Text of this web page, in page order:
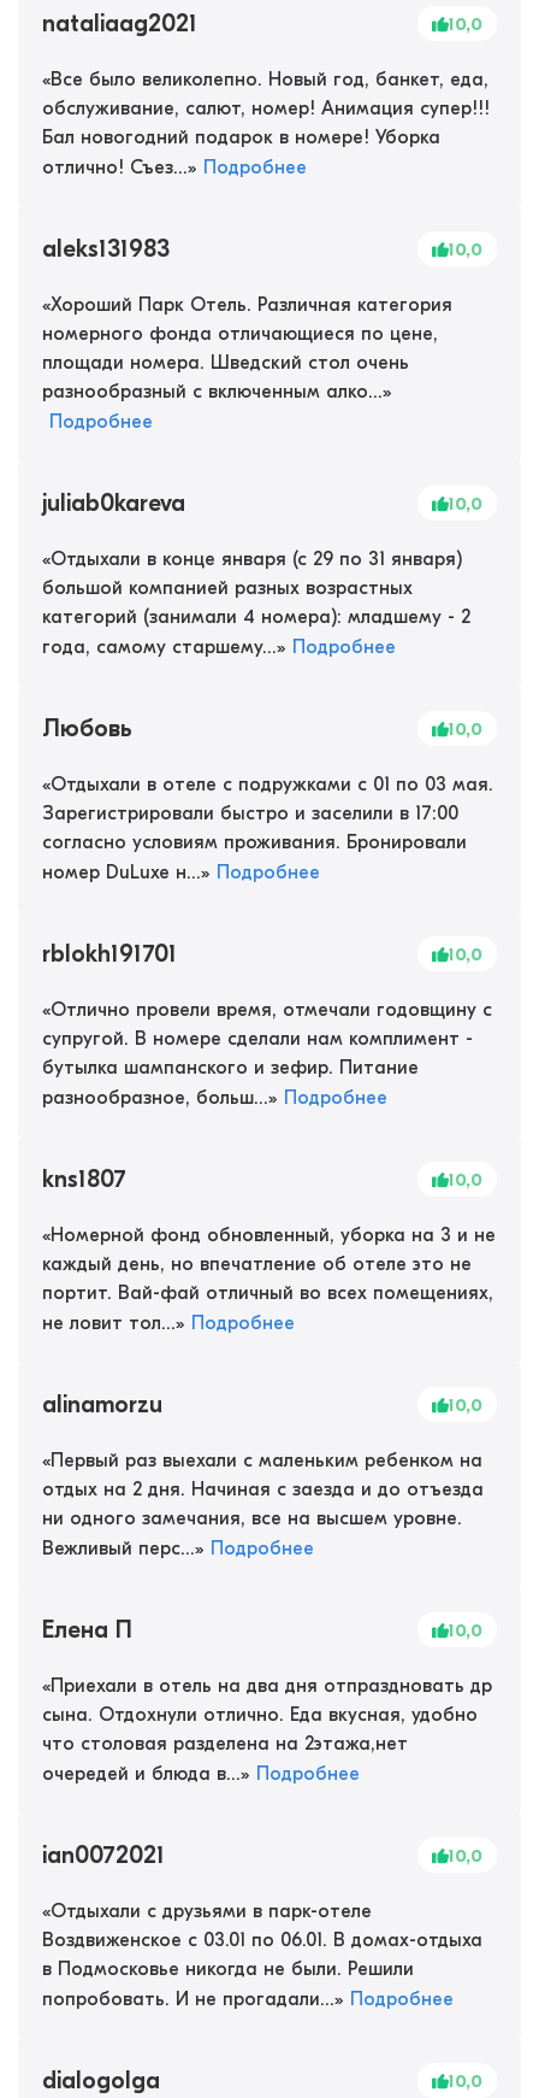
nataliaag2021 10,0
«Все было великолепно. Новый год, банкет, еда,
обслуживание, салют, номер! Анимация супер!!!
Бал новогодний подарок в номере! Уборка
отлично! Съез...» Подробнее
aleks131983 10,0
«Хороший Парк Отель. Различная категория
номерного фонда отличающиеся по цене,
площади номера. Шведский стол очень
разнообразный с включенным алко...»
Подробнее
juliab0kareva 10,0
«Отдыхали в конце января (с 29 по 31 января)
большой компанией разных возрастных
категорий (занимали 4 номера): младшему - 2
года, самому старшему...» Подробнее
Любовь 10,0
«Отдыхали в отеле с подружками с 01 по 03 мая.
Зарегистрировали быстро и заселили в 17:00
согласно условиям проживания. Бронировали
номер DuLuxe н...» Подробнее
rblokh191701 10,0
«Отлично провели время, отмечали годовщину с
супругой. В номере сделали нам комплимент -
бутылка шампанского и зефир. Питание
разнообразное, больш...» Подробнее
kns1807 10,0
«Номерной фонд обновленный, уборка на 3 и не
каждый день, но впечатление об отеле это не
портит. Вай-фай отличный во всех помещениях,
не ловит тол...» Подробнее
alinamorzu 10,0
«Первый раз выехали с маленьким ребенком на
отдых на 2 дня. Начиная с заезда и до отъезда
ни одного замечания, все на высшем уровне.
Вежливый перс...» Подробнее
Елена П 10,0
«Приехали в отель на два дня отпраздновать др
сына. Отдохнули отлично. Еда вкусная, удобно
что столовая разделена на 2этажа,нет
очередей и блюда в...» Подробнее
ian0072021 10,0
«Отдыхали с друзьями в парк-отеле
Воздвиженское с 03.01 по 06.01. В домах-отдыха
в Подмосковье никогда не были. Решили
попробовать. И не прогадали...» Подробнее
dialogolga 10,0